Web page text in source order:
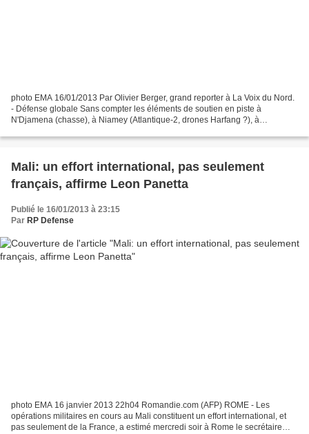
photo EMA 16/01/2013 Par Olivier Berger, grand reporter à La Voix du Nord.
- Défense globale Sans compter les éléments de soutien en piste à
N'Djamena (chasse), à Niamey (Atlantique-2, drones Harfang ?), à
Mali: un effort international, pas seulement
français, affirme Leon Panetta
Publié le 16/01/2013 à 23:15
Par RP Defense
photo EMA 16 janvier 2013 22h04 Romandie.com (AFP) ROME - Les
opérations militaires en cours au Mali constituent un effort international, et
pas seulement de la France, a estimé mercredi soir à Rome le secrétaire